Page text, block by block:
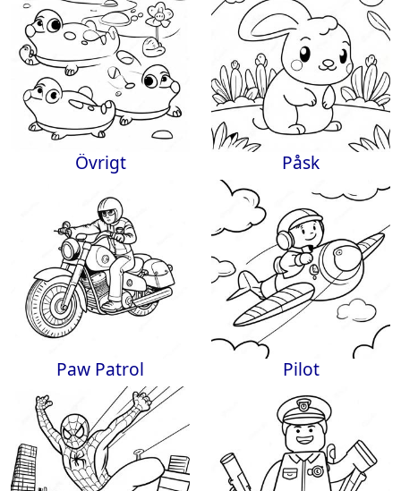
Övrigt Påsk
Paw Patrol Pilot